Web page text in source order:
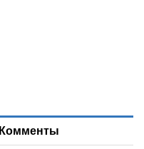
Комменты